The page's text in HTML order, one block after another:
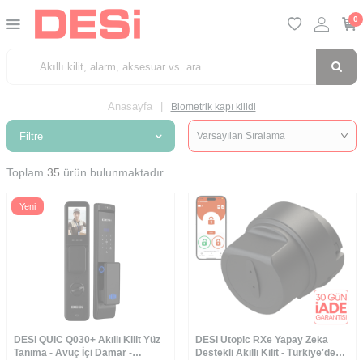
0
Anasayfa Biometrik kapı kilidi
Filtre
Toplam 35 ürün bulunmaktadır.
Yeni
DESi QUiC Q030+ Akıllı Kilit Yüz
Tanıma - Avuç İçi Damar -
DESi Utopic RXe Yapay Zeka
Destekli Akıllı Kilit - Türkiye′de